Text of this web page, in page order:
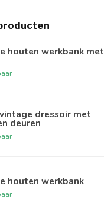
houten werkbank met
dressoir met
deuren
houten werkbank